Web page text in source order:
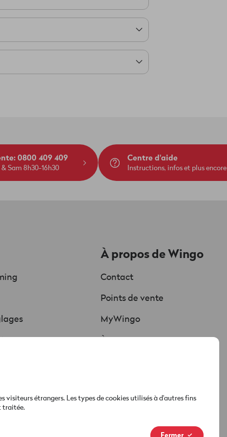
d'exploitation, donc elle n'a pas
télécommande (sans le logo
0800 409 409
Sam 8h30-16h30
Centre d'aide
Instructions, infos et plus encore
À propos de Wingo
Contact
Points de vente
MyWingo
visiteurs étrangers. Les types de cookies utilisés à d'autres fins
traitée.
Fermer